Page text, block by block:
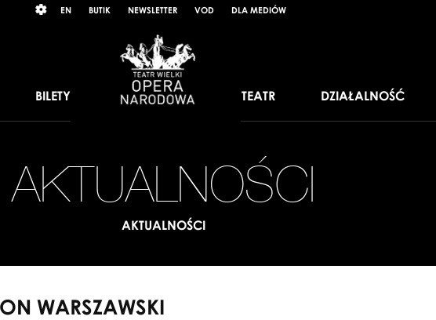
język
EN BUTIK NEWSLETTER VOD DLA MEDIÓW
BILETY TEATR DZIAŁALNOŚĆ
AKTUALNOŚCI
AKTUALNOŚCI
WARSZAWSKI